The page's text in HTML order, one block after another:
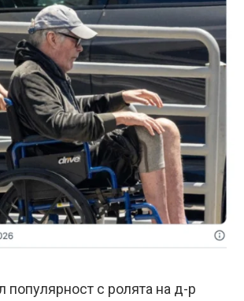
популярност с ролята на д-р